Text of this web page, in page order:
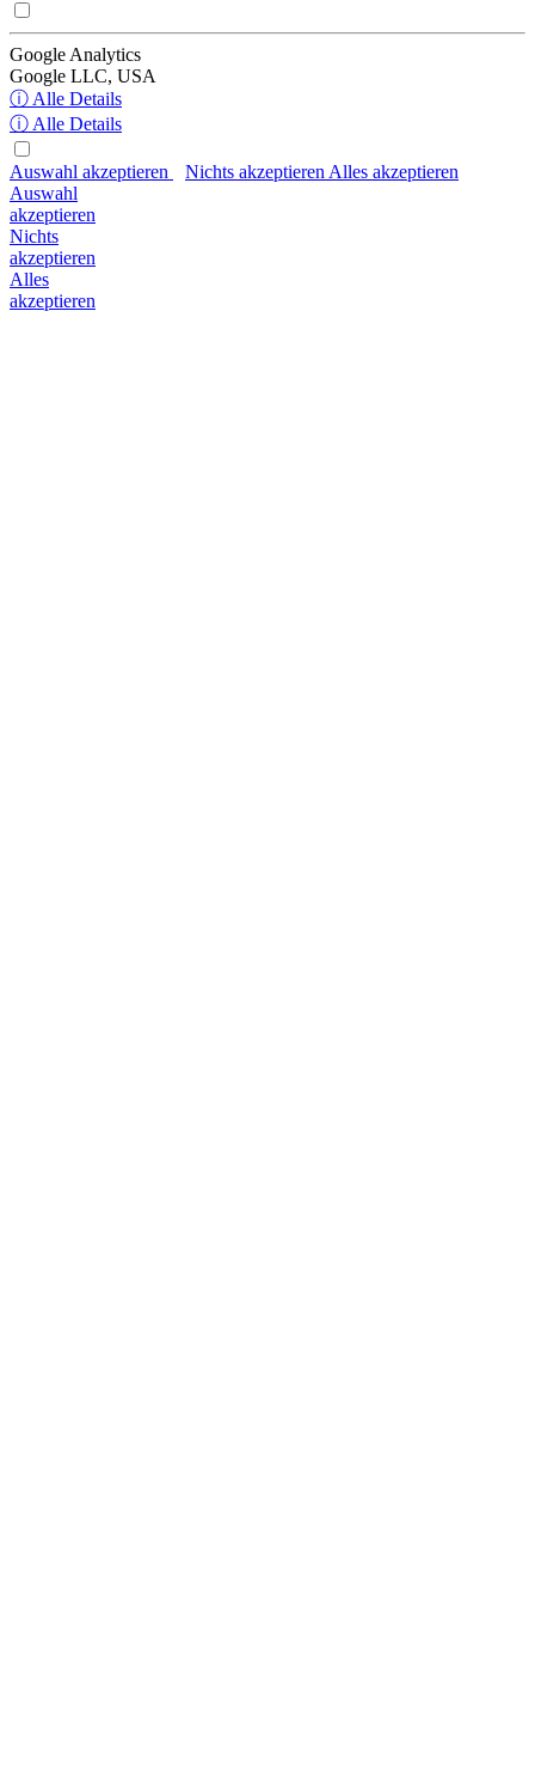
Google Analytics
Google LLC, USA
ⓘ Alle Details
ⓘ Alle Details
Auswahl akzeptieren Nichts akzeptierenAlles akzeptieren
Auswahl
akzeptieren
Nichts
akzeptieren
Alles
akzeptieren